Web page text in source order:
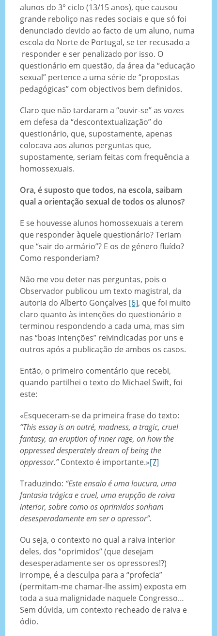
alunos do 3° ciclo (13/15 anos), que causou
grande reboliço nas redes sociais e que só foi
denunciado devido ao facto de um aluno, numa
escola do Norte de Portugal, se ter recusado a
responder e ser penalizado por isso. O
questionário em questão, da área da “educação
sexual” pertence a uma série de “propostas
pedagógicas” com objectivos bem definidos.
Claro que não tardaram a “ouvir-se” as vozes
em defesa da “descontextualização” do
questionário, que, supostamente, apenas
colocava aos alunos perguntas que,
supostamente, seriam feitas com frequência a
homossexuais.
Ora, é suposto que todos, na escola, saibam
qual a orientação sexual de todos os alunos?
E se houvesse alunos homossexuais a terem
que responder àquele questionário? Teriam
que “sair do armário”? E os de género fluído?
Como responderiam?
Não me vou deter nas perguntas, pois o
Observador publicou um texto magistral, da
autoria do Alberto Gonçalves [6], que foi muito
claro quanto às intenções do questionário e
terminou respondendo a cada uma, mas sim
nas “boas intenções” reivindicadas por uns e
outros após a publicação de ambos os casos.
Então, o primeiro comentário que recebi,
quando partilhei o texto do Michael Swift, foi
este:
«Esqueceram-se da primeira frase do texto:
“This essay is an outré, madness, a tragic, cruel
fantasy, an eruption of inner rage, on how the
oppressed desperately dream of being the
oppressor.”Contexto é importante.»[7]
Traduzindo: “Este ensaio é uma loucura, uma
fantasia trágica e cruel, uma erupção de raiva
interior, sobre como os oprimidos sonham
desesperadamente em ser o opressor”.
Ou seja, o contexto no qual a raiva interior
deles, dos “oprimidos” (que desejam
desesperadamente ser os opressores!?)
irrompe, é a desculpa para a “profecia”
(permitam-me chamar-lhe assim) exposta em
toda a sua malignidade naquele Congresso…
Sem dúvida, um contexto recheado de raiva e
ódio.